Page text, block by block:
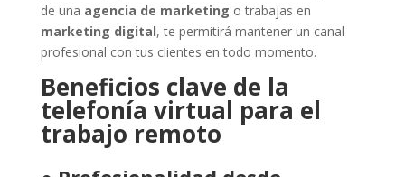
de una agencia de marketing o trabajas en
marketing digital, te permitirá mantener un canal
profesional con tus clientes en todo momento.
Beneficios clave de la
telefonía virtual para el
trabajo remoto